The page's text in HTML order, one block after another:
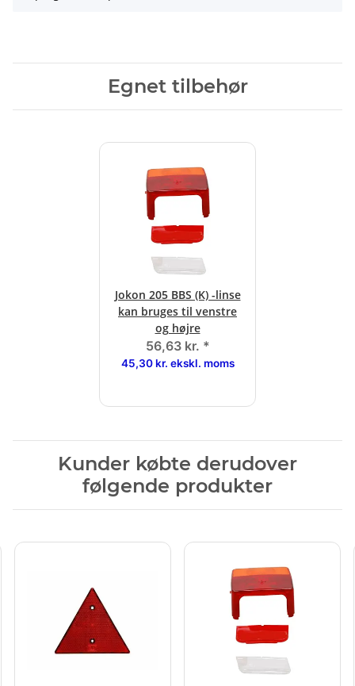
Egnet tilbehør
Jokon 205 BBS (K) -linse
kan bruges til venstre
og højre
56,63 kr. *
45,30 kr. ekskl. moms
Kunder købte derudover
følgende produkter